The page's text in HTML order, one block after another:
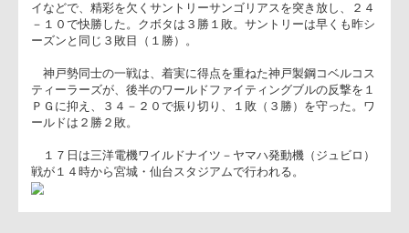
が右中間に押さえ（ゴール）、１２－１０と逆転した。さらに
２分にも、ラインアウトからフッカー塚越のトライに結びつけ
た。後半、ＮＥＣの得点は１ＰＧにとどまり、３勝１敗。
クボタスピアーズは前半１０－５とリードすると、後半も２ト
イなどで、精彩を欠くサントリーサンゴリアスを突き放し、２
－１０で快勝した。クボタは３勝１敗。サントリーは早くも昨
神戸勢同士の一戦は、着実に得点を重ねた神戸製鋼コベルコ
ティーラーズが、後半のワールドファイティングブルの反撃を
ＰＧに抑え、３４－２０で振り切り、１敗（３勝）を守った。